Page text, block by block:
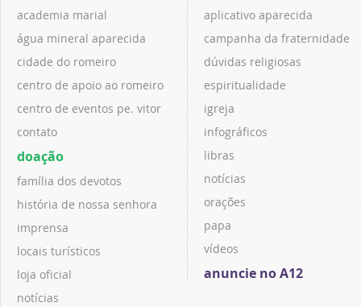
academia marial
água mineral aparecida
cidade do romeiro
centro de apoio ao romeiro
centro de eventos pe. vitor
contato
doação
família dos devotos
história de nossa senhora
imprensa
locais turísticos
loja oficial
notícias
aplicativo aparecida
campanha da fraternidade
dúvidas religiosas
espiritualidade
igreja
infográficos
libras
notícias
orações
papa
vídeos
anuncie no A12